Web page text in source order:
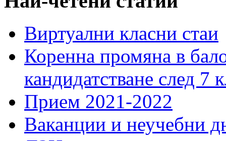
Виртуални класни стаи
Коренна промяна в
кандидатстване след 7
Прием 2021-2022
Ваканции и неучебни